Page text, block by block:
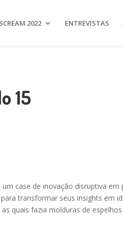
2022 ENTREVISTAS
15
case de inovação disruptiva em
transformar seus insights em
quais fazia molduras de espelhos